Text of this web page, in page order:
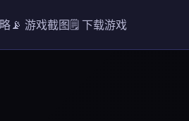
📡 游戏截图🗒️ 下载游戏